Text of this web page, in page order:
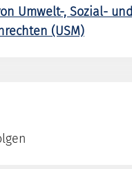
Umwelt-, Sozial- und
(USM)